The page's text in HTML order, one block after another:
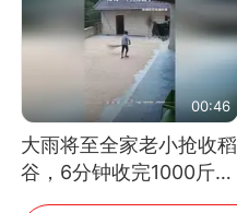
00:46
大雨将至全家老小抢收稻
谷，6分钟收完1000斤，
没有一个人掉链子